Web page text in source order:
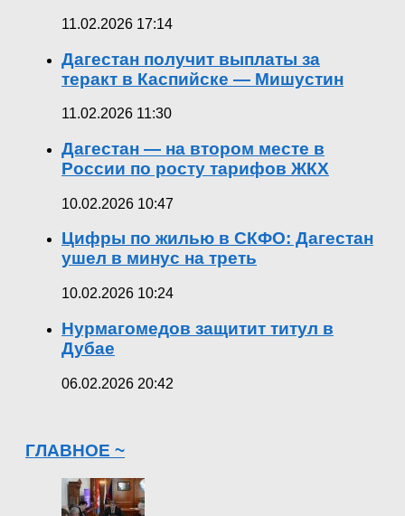
11.02.2026 17:14
Дагестан получит выплаты за
теракт в Каспийске — Мишустин
11.02.2026 11:30
Дагестан — на втором месте в
России по росту тарифов ЖКХ
10.02.2026 10:47
Цифры по жилью в СКФО: Дагестан
ушел в минус на треть
10.02.2026 10:24
Нурмагомедов защитит титул в
Дубае
06.02.2026 20:42
ГЛАВНОЕ ~